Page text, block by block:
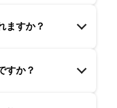
ますか？
すか？